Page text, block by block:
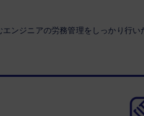
エンジニアの労務管理をしっかり行